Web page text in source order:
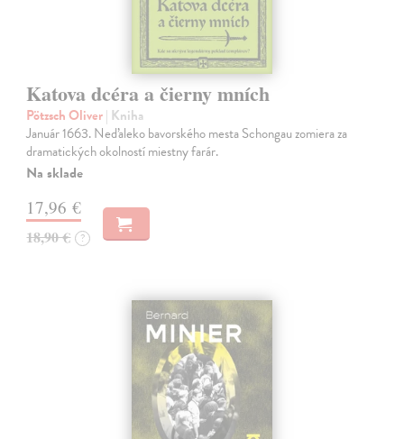
Katova dcéra a čierny mních
Pötzsch Oliver| Kniha
Január 1663. Neďaleko bavorského mesta Schongau zomiera za
dramatických okolností miestny farár.
Na sklade
17,96 €
18,90 € ?